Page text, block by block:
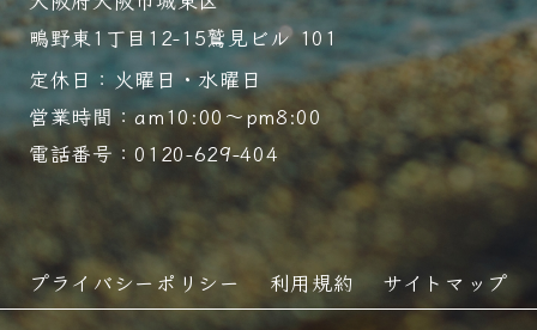
鴫野東1丁目12-15鷲見ビル 101
定休日：火曜日・水曜日
営業時間：am10:00～pm8:00
電話番号：0120-629-404
プライバシーポリシー 利用規約
サイトマップ